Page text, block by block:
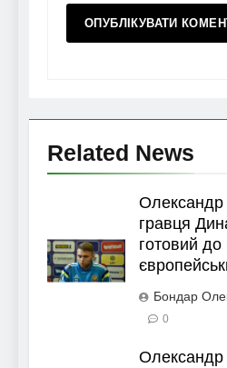
Related News
Олександр
гравця
готовий
Бондар
0
Олександр